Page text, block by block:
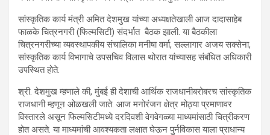
सांस्कृतिक कार्य मंत्री अमित देशमुख यांच्या अध्यक्षतेखाली आज दादासाहेब
फाळके चित्रनगरी (फिल्मसिटी) संदर्भात बैठक झाली. या बैठकीला
चित्रनगरीच्या व्यवस्थापकीय संचालिका मनीषा वर्मा, सल्लागार अजय सक्सेना,
सांस्कृतिक कार्य विभागाचे उपसचिव विलास थोरात यांच्यासह संबंधित अधिकारी
उपस्थित होते.
श्री. देशमुख म्हणाले की, मुंबई ही देशाची आर्थिक राजधानीबरोबरच सांस्कृतिक
राजधानी म्हणून ओळखली जाते. आज मनोरंजन क्षेत्र मोठ्या प्रमाणावर
विस्तारले असून फिल्मसिटीमध्ये दरदिवशी वेगवेगळ्या माध्यमांसाठी चित्रीकरण
होत असते. या माध्यमांची आवश्यकता लक्षात घेऊन पुर्नविकास याला प्राधान्य